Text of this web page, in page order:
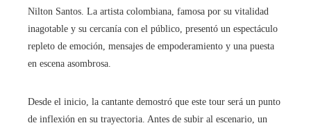
Nilton Santos. La artista colombiana, famosa por su vitalidad
inagotable y su cercanía con el público, presentó un espectáculo
repleto de emoción, mensajes de empoderamiento y una puesta
en escena asombrosa.
Desde el inicio, la cantante demostró que este tour será un punto
de inflexión en su trayectoria. Antes de subir al escenario, un